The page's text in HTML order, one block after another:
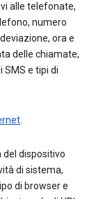
alle telefonate,
numero
ora e
delle chiamate,
SMS e tipi di
.
dispositivo
di sistema,
di browser e